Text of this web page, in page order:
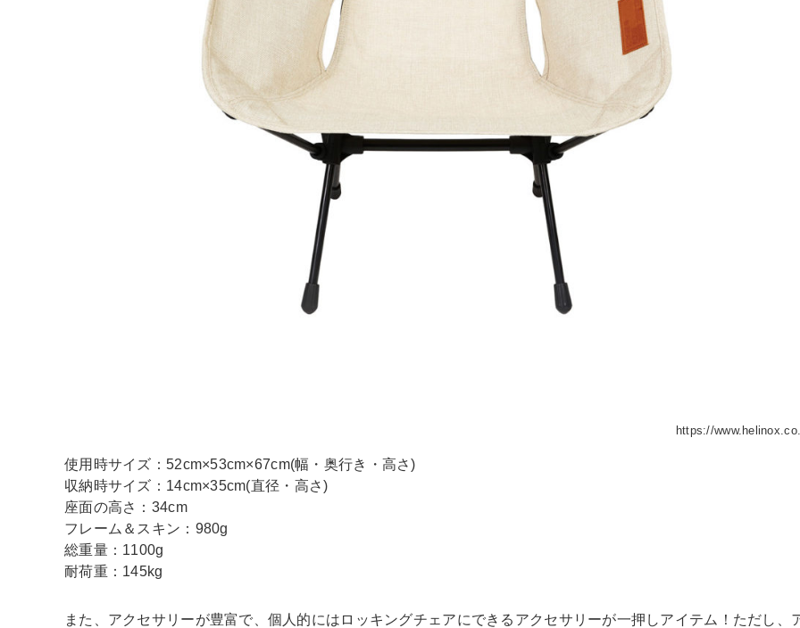
https://
使用時サイズ：52cm×53cm×67cm(幅・奥行き・高さ)
収納時サイズ：14cm×35cm(直径・高さ)
座面の高さ：34cm
フレーム＆スキン：980g
総重量：1100g
耐荷重：145kg
また、アクセサリーが豊富で、個人的にはロッキングチェアにできるアクセサリーが一押しアイテム！ただし、